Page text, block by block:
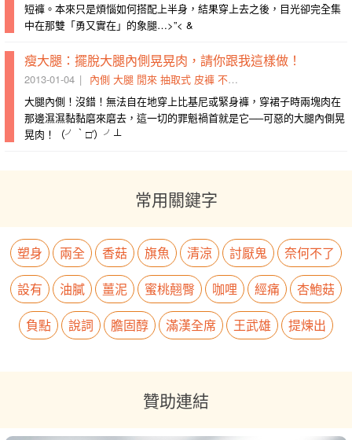
短褲。本來只是煩惱如何搭配上半身，結果穿上去之後，目光卻完全集
中在那雙「勇又實在」的象腿…>”< &
瘦大腿：擺脫大腿內側晃晃肉，請你跟我這樣做！
2013-01-04 內側 大腿 閒來 抽取式 皮褲 不覺
大腿內側！沒錯！無法自在地穿上比基尼或緊身褲，穿裙子時兩塊肉在
那邊濕濕黏黏磨來磨去，這一切的罪魁禍首就是它──可惡的大腿內側晃
晃肉！（╯‵□′）╯┴
常用關鍵字
塑身 兩全 香菇 旗魚 清涼 討厭鬼
奈何不了
設有
油膩 薑泥 蜜桃翹臀 咖哩 經痛
杏鮑菇
負點
說詞 膽固醇 滿漢全席 王武雄 提煉出
贊助連結